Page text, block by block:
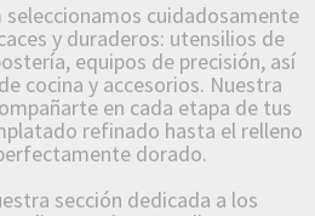
seleccionamos cuidadosamente
y duraderos: utensilios de
equipos de precisión, así
cocina y accesorios. Nuestra
en cada etapa de tus
refinado hasta el relleno
dorado.
sección dedicada a los